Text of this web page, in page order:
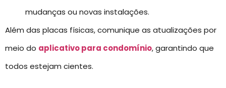
mudanças ou novas instalações.
Além das placas físicas, comunique as atualizações por
meio do aplicativo para condomínio, garantindo que
todos estejam cientes.